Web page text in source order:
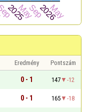
Eredmény
Pontszám
0 - 1 147
-12
0 - 1 165
-18